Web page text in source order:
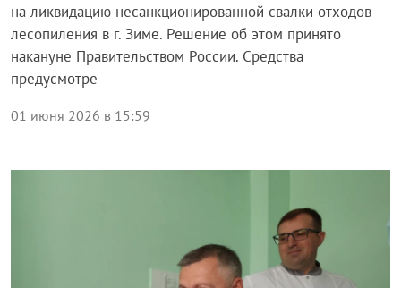
на ликвидацию несанкционированной свалки отходов
лесопиления в г. Зиме. Решение об этом принято
накануне Правительством России. Средства
предусмотре
01 июня 2026 в 15:59